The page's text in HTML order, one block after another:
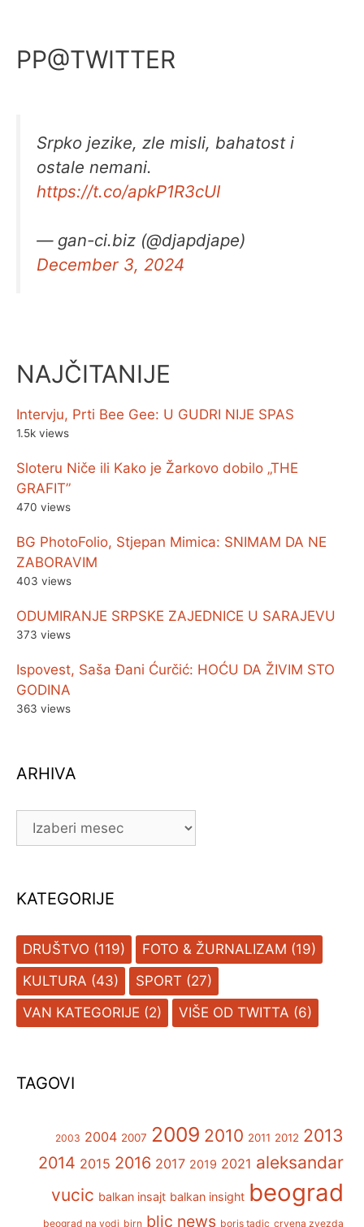
PP@TWITTER
Srpko jezike, zle misli, bahatost i
ostale nemani.
https://t.co/apkP1R3cUI
— gan-ci.biz (@djapdjape)
December 3, 2024
NAJČITANIJE
Intervju, Prti Bee Gee: U GUDRI NIJE SPAS
1.5k views
Sloteru Niče ili Kako je Žarkovo dobilo „THE
GRAFIT”
470 views
BG PhotoFolio, Stjepan Mimica: SNIMAM DA NE
ZABORAVIM
403 views
ODUMIRANJE SRPSKE ZAJEDNICE U SARAJEVU
373 views
Ispovest, Saša Đani Ćurčić: HOĆU DA ŽIVIM STO
GODINA
363 views
ARHIVA
ARHIVA
KATEGORIJE
DRUŠTVO (119) FOTO & ŽURNALIZAM (19)
KULTURA (43) SPORT (27)
VAN KATEGORIJE (2) VIŠE OD TWITTA (6)
TAGOVI
2003 2004 2007 2009 2010 2011 2012 2013
2014 2015 2016 2017 2019 2021 aleksandar
vucic balkan insajt balkan insight beograd
beograd na vodi birn blic news boris tadic crvena zvezda